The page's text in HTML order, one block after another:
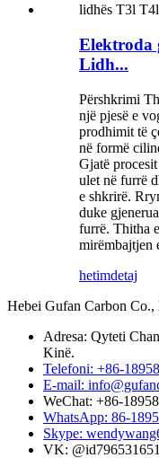
Elektroda
Lidh...
Përshkrimi
një pjesë e
prodhimit të
në formë
Gjatë
ulet në furrë
e shkrirë.
duke
furrë. Thitha
mirëmbajtjen
hetimdetaj
Hebei Gufan Carbon Co.,
Adresa: Qyteti
Kinë.
Telefoni: +86-
E-mail:
WeChat: +86-
WhatsApp: 86-
Skype:
VK: @id796531651